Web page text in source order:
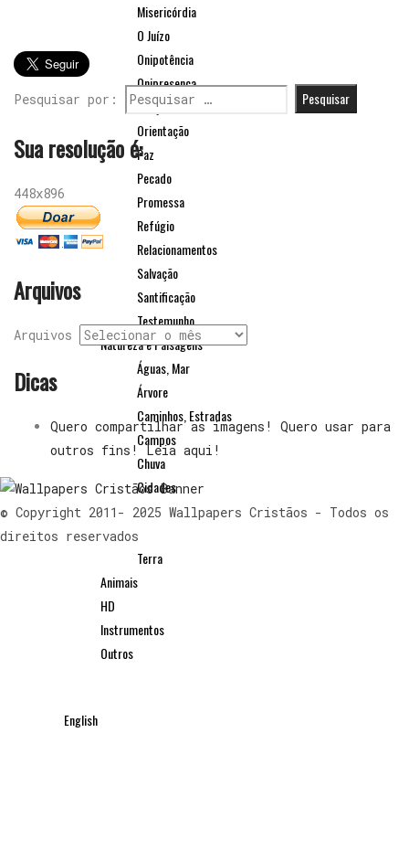
Misericórdia
O Juízo
Onipotência
Onipresença
Oração
Orientação
Paz
Pecado
Promessa
Refúgio
Relacionamentos
Salvação
Santificação
Testemunho
Natureza e Paisagens
Águas, Mar
Árvore
Caminhos, Estradas
Campos
Chuva
Cidades
Montanhas
Sol
Terra
Animais
HD
Instrumentos
Outros
English
Pesquisar por:
Sua resolução é:
448x896
Arquivos
Arquivos
Dicas
Quero compartilhar as imagens! Quero usar para
outros fins! Leia aqui!
© Copyright 2011- 2025 Wallpapers Cristãos - Todos os
direitos reservados